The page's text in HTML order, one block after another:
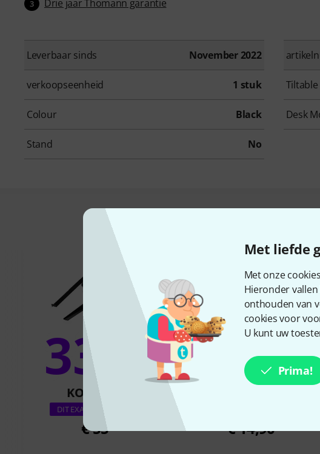
Met liefde
Met onze
Hieronder
onthouden van
cookies voor
U kunt uw
Prima!
3 Drie jaar Thomann garantie
Leverbaar sinds November 2022
verkoopseenheid 1 stuk Tiltable
Colour Black Desk
Stand No
Dit is wat klanten
33%
KOCHTEN
DIT EXACTE PRODUCT
€ 55
16%
€ 14,90